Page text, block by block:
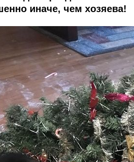
иначе, чем хозяева!